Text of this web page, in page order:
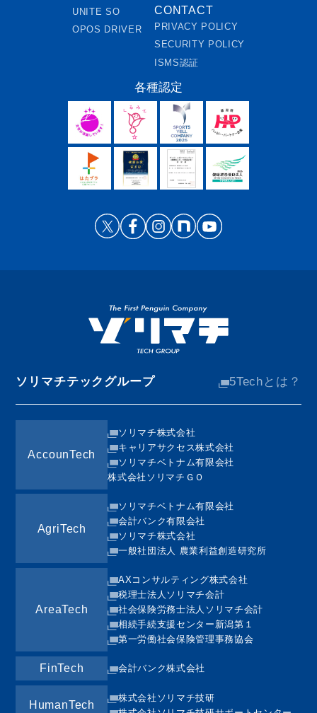
UNITE SO
OPOS DRIVER
CONTACT
PRIVACY POLICY
SECURITY POLICY
ISMS認証
各種認定
ソリマチテックグループ 5Techとは？
AccounTech
ソリマチ株式会社
キャリアサクセス株式会社
ソリマチベトナム有限会社
株式会社ソリマチＧＯ
AgriTech
ソリマチベトナム有限会社
会計バンク有限会社
ソリマチ株式会社
一般社団法人 農業利益創造研究所
AreaTech
AXコンサルティング株式会社
税理士法人ソリマチ会計
社会保険労務士法人ソリマチ会計
相続手続支援センター新潟第１
第一労働社会保険管理事務協会
FinTech 会計バンク株式会社
HumanTech
株式会社ソリマチ技研